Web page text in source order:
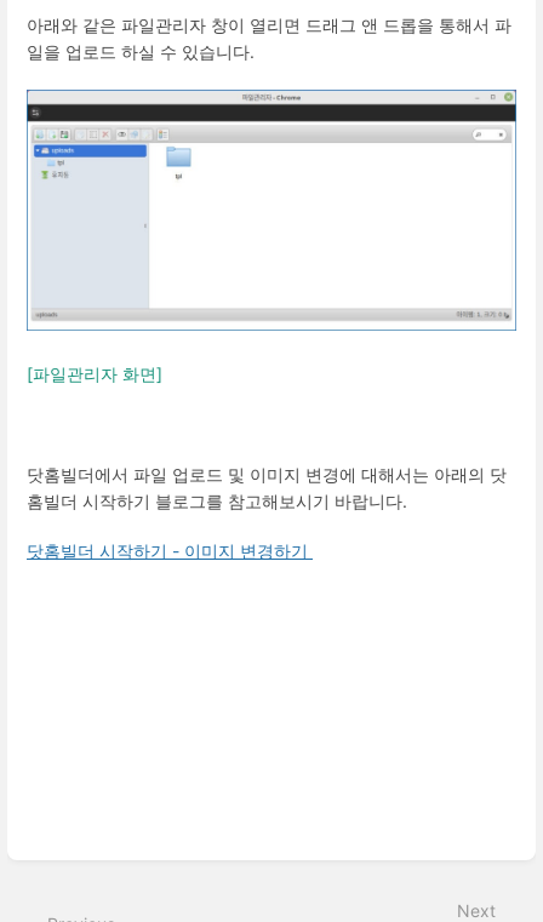
아래와 같은 파일관리자 창이 열리면 드래그 앤 드롭을 통해서 파
일을 업로드 하실 수 있습니다.
[파일관리자 화면]
닷홈빌더에서 파일 업로드 및 이미지 변경에 대해서는 아래의 닷
홈빌더 시작하기 블로그를 참고해보시기 바랍니다.
닷홈빌더 시작하기 - 이미지 변경하기
mode
Next